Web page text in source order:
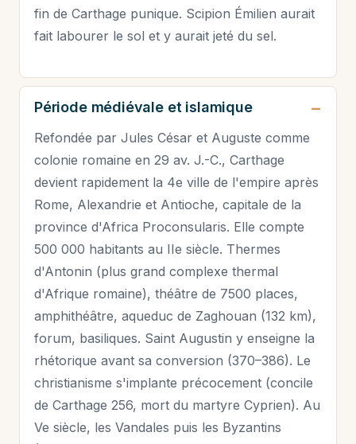
fin de Carthage punique. Scipion Émilien aurait
fait labourer le sol et y aurait jeté du sel.
Période médiévale et islamique
Refondée par Jules César et Auguste comme
colonie romaine en 29 av. J.-C., Carthage
devient rapidement la 4e ville de l'empire après
Rome, Alexandrie et Antioche, capitale de la
province d'Africa Proconsularis. Elle compte
500 000 habitants au IIe siècle. Thermes
d'Antonin (plus grand complexe thermal
d'Afrique romaine), théâtre de 7500 places,
amphithéâtre, aqueduc de Zaghouan (132 km),
forum, basiliques. Saint Augustin y enseigne la
rhétorique avant sa conversion (370–386). Le
christianisme s'implante précocement (concile
de Carthage 256, mort du martyre Cyprien). Au
Ve siècle, les Vandales puis les Byzantins